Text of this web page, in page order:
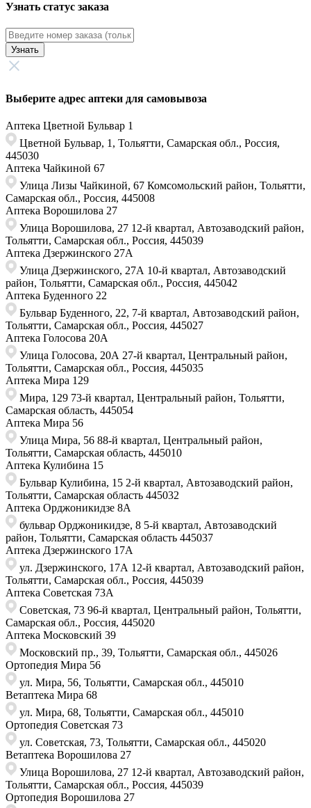
Узнать статус заказа
Узнать
Выберите адрес аптеки для самовывоза
Аптека Цветной Бульвар 1
Цветной Бульвар, 1, Тольятти, Самарская обл., Россия,
445030
Аптека Чайкиной 67
Улица Лизы Чайкиной, 67​ Комсомольский район, Тольятти,
Самарская обл., Россия, 445008
Аптека Ворошилова 27
Улица Ворошилова, 27 ​12-й квартал, Автозаводский район,
Тольятти, Самарская обл., Россия,​ 445039
Аптека Дзержинского 27А
Улица Дзержинского, 27А 10-й квартал, Автозаводский
район, Тольятти, Самарская обл., Россия, 445042
Аптека Буденного 22
Бульвар Буденного, 22, ​7-й квартал, Автозаводский район,
Тольятти, Самарская обл., Россия, ​445027
Аптека Голосова 20А
Улица ​Голосова, 20А 27-й квартал, Центральный район,
Тольятти, Самарская обл., ​Россия, 445035
Аптека Мира 129
Мира, 129 73-й квартал, Центральный район, Тольятти,
Самарская область, 445054
Аптека Мира 56
Улица Мира, 56 88-й квартал, Центральный район,
Тольятти, Самарская область, 445010
Аптека Кулибина 15
Бульвар Кулибина, 15 2-й квартал, Автозаводский район,
Тольятти, Самарская область ​445032
Аптека Орджоникидзе 8А
бульвар Орджоникидзе, 8 ​5-й квартал, Автозаводский
район, Тольятти, Самарская область ​445037
Аптека Дзержинского 17А
ул. Дзержинского, 17А 12-й квартал, Автозаводский район,
Тольятти, Самарская обл., Россия, 445039
Аптека Советская 73A
Советская, 73 ​96-й квартал, Центральный район, Тольятти,
Самарская обл., Россия, ​445020
Аптека Московский 39
Московский пр., 39, Тольятти, Самарская обл., 445026
Ортопедия Мира 56
ул. Мира, 56, Тольятти, Самарская обл., 445010
Ветаптека Мира 68
ул. Мира, 68, Тольятти, Самарская обл., 445010
Ортопедия Советская 73
ул. Советская, 73, Тольятти, Самарская обл., 445020
Ветаптека Ворошилова 27
Улица Ворошилова, 27 ​12-й квартал, Автозаводский район,
Тольятти, Самарская обл., Россия,​ 445039
Ортопедия Ворошилова 27